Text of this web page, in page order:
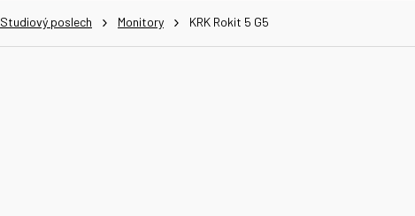
Studiový poslech Monitory KRK Rokit 5 G5